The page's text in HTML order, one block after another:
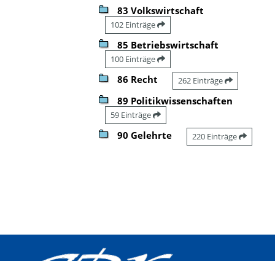
83 Volkswirtschaft
102 Einträge
85 Betriebswirtschaft
100 Einträge
86 Recht 262 Einträge
89 Politikwissenschaften
59 Einträge
90 Gelehrte 220 Einträge